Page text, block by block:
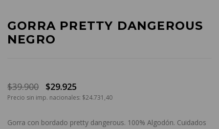
GORRA PRETTY DANGEROUS
NEGRO
$39.900 $29.925
Precio sin imp. nacionales: $24.731,40
Gorra con bordado pretty dangerous. 100% Algodón. Cuidados